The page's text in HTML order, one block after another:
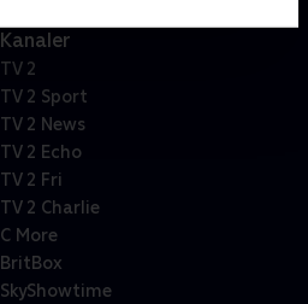
Kanaler
TV 2
TV 2 Sport
TV 2 News
TV 2 Echo
TV 2 Fri
TV 2 Charlie
C More
BritBox
SkyShowtime